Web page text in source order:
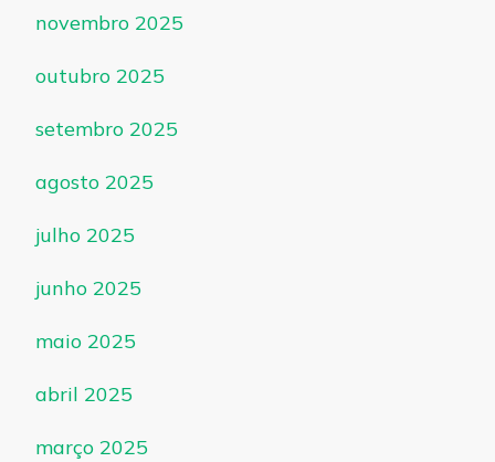
novembro 2025
outubro 2025
setembro 2025
agosto 2025
julho 2025
junho 2025
maio 2025
abril 2025
março 2025